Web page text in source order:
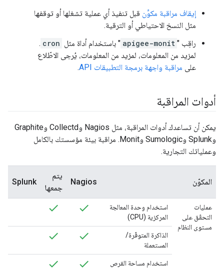
إيقاف مراقبة مكوِّن قبل تنفيذ أي عملية تشغلها أو توقفها
مثل النسخ الاحتياطي أو الترقية.
راقِب " apigee-monit " باستخدام أداة مثل cron
.
لمزيد من المعلومات، لمزيد من المعلومات، يُرجى الاطّلاع
على مراقبة واجهة برمجة التطبيقات API .
أدوات المراقبة
يمكن أن تساعدك أدوات المراقبة، مثل Nagios وCollectd وGraphite
وSplunk وSumologic وMonit. مراقبة بيئة مؤسستك بالكامل
وعملياتك التجارية.
المكوّن Nagios
يتم
جمعها
Splunk
عمليات
التحقّق على
مستوى النظام
استخدام وحدة المعالجة
المركزية (CPU)
الذاكرة المتوفّرة/
المستعملة
استخدام مساحة القرص